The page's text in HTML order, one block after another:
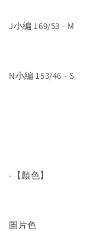
J小編 169/53 - M
N小編 153/46 - S
-【顏色】
圖片色